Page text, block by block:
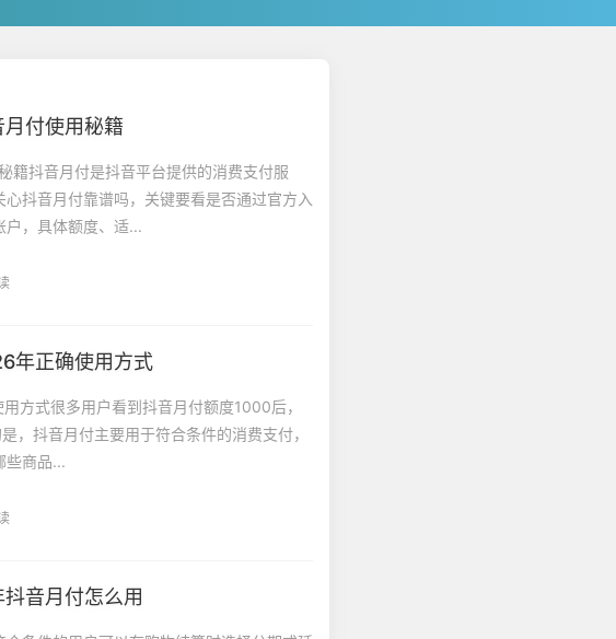
付使用秘籍
籍抖音月付是抖音平台提供的消费支付服
抖音月付靠谱吗，关键要看是否通过官方入
户，具体额度、适...
年正确使用方式
方式很多用户看到抖音月付额度1000后，
，抖音月付主要用于符合条件的消费支付，
些商品...
音月付怎么用